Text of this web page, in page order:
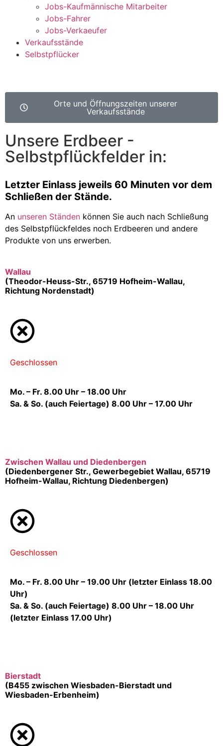
Jobs-Kaufmännische Mitarbeiter
Jobs-Fahrer
Jobs-Verkaeufer
Verkaufsstände
Selbstpflücker
Orte und Öffnungszeiten unserer
Verkaufsstände
Unsere Erdbeer -
Selbstpflückfelder in:
Letzter Einlass jeweils 60 Minuten vor dem
Schließen der Stände.
An unseren Ständen können Sie auch nach Schließung
des Selbstpflückfeldes noch Erdbeeren und andere
Produkte von uns erwerben.
Wallau
(Theodor-Heuss-Str., 65719 Hofheim-Wallau,
Richtung Nordenstadt)
Geschlossen
Mo. – Fr. 8.00 Uhr – 18.00 Uhr
Sa. & So. (auch Feiertage) 8.00 Uhr – 17.00 Uhr
Zwischen Wallau und Diedenbergen
(Diedenbergener Str., Gewerbegebiet Wallau, 65719
Hofheim-Wallau, Richtung Diedenbergen)
Geschlossen
Mo. – Fr. 8.00 Uhr – 19.00 Uhr (letzter Einlass 18.00
Uhr)
Sa. & So. (auch Feiertage) 8.00 Uhr – 18.00 Uhr
(letzter Einlass 17.00 Uhr)
Bierstadt
(B455 zwischen Wiesbaden-Bierstadt und
Wiesbaden-Erbenheim)